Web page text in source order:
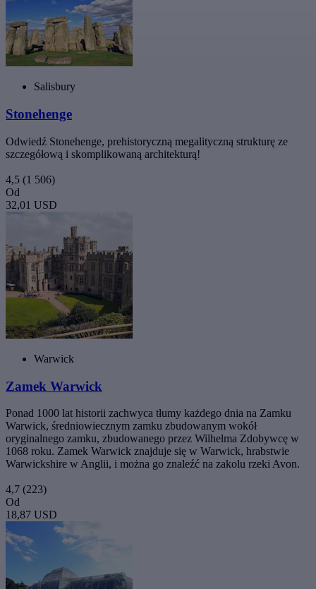
Salisbury
Stonehenge
Odwiedź Stonehenge, prehistoryczną megalityczną strukturę ze
szczegółową i skomplikowaną architekturą!
4,5 (1 506)
Od
32,01 USD
Warwick
Zamek Warwick
Ponad 1000 lat historii zachwyca tłumy każdego dnia na Zamku
Warwick, średniowiecznym zamku zbudowanym wokół
oryginalnego zamku, zbudowanego przez Wilhelma Zdobywcę w
1068 roku. Zamek Warwick znajduje się w Warwick, hrabstwie
Warwickshire w Anglii, i można go znaleźć na zakolu rzeki Avon.
4,7 (223)
Od
18,87 USD